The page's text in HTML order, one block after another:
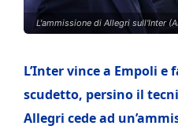
L'ammissione di Allegri sull'Inter
L’Inter vince a Empoli e
scudetto, persino il
Allegri cede ad